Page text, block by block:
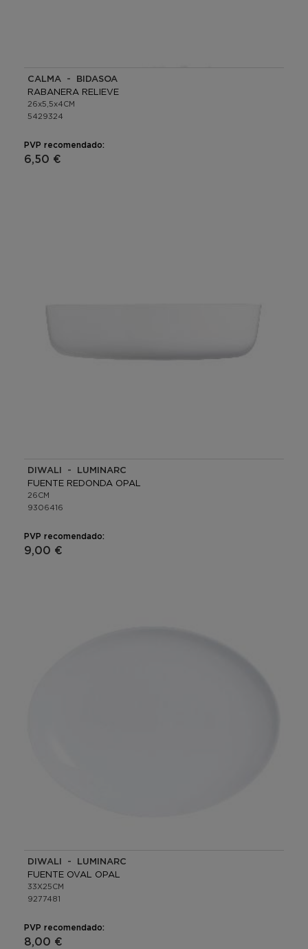
CALMA - BIDASOA
RABANERA RELIEVE
26x5,5x4CM
5429324
PVP recomendado:
6,50 €
DIWALI - LUMINARC
FUENTE REDONDA OPAL
26CM
9306416
PVP recomendado:
9,00 €
DIWALI - LUMINARC
FUENTE OVAL OPAL
33X25CM
9277481
PVP recomendado:
8,00 €